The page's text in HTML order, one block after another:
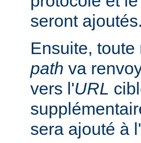
seront ajoutés.
Ensuite,
path va
vers l'URL
sera ajouté à